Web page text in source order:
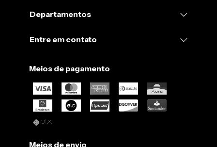
Departamentos
Entre em contato
Meios de pagamento
Meios de envio